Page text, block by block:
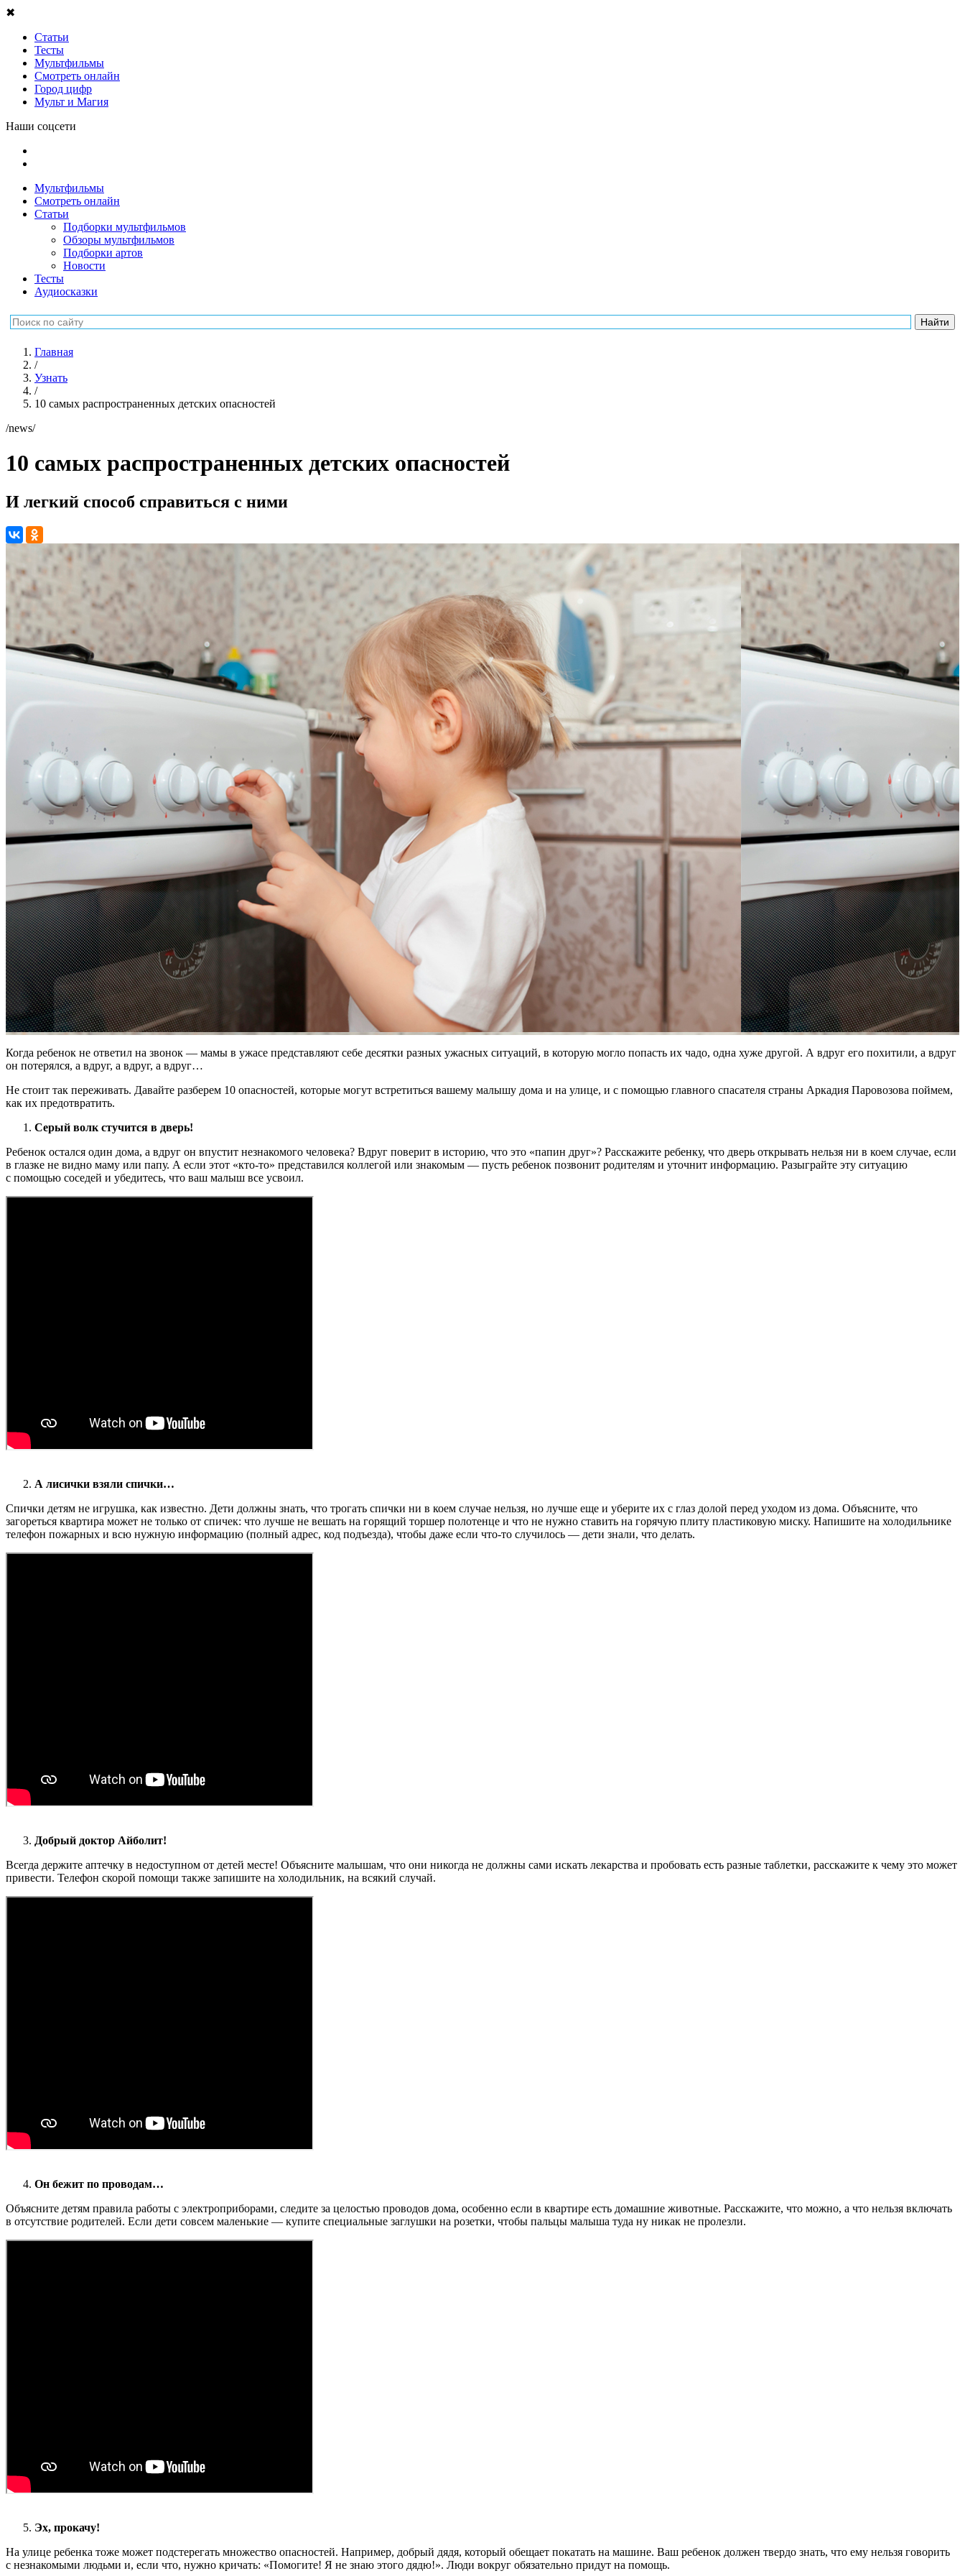
✖
Статьи
Тесты
Мультфильмы
Смотреть онлайн
Город цифр
Мульт и Магия
Наши соцсети
Мультфильмы
Смотреть онлайн
Статьи
Подборки мультфильмов
Обзоры мультфильмов
Подборки артов
Новости
Тесты
Аудиосказки
Главная
/
Узнать
/
10 самых распространенных детских опасностей
/news/
10 самых распространенных детских опасностей
И легкий способ справиться с ними
Когда ребенок не ответил на звонок — мамы в ужасе представляют себе десятки разных ужасных ситуаций, в которую могло попасть их чадо, одна хуже другой. А вдруг его похитили, а вдруг
он потерялся, а вдруг, а вдруг, а вдруг…
Не стоит так переживать. Давайте разберем 10 опасностей, которые могут встретиться вашему малышу дома и на улице, и с помощью главного спасателя страны Аркадия Паровозова поймем,
как их предотвратить.
Серый волк стучится в дверь!
Ребенок остался один дома, а вдруг он впустит незнакомого человека? Вдруг поверит в историю, что это «папин друг»? Расскажите ребенку, что дверь открывать нельзя ни в коем случае, если
в глазке не видно маму или папу. А если этот «кто-то» представился коллегой или знакомым — пусть ребенок позвонит родителям и уточнит информацию. Разыграйте эту ситуацию
с помощью соседей и убедитесь, что ваш малыш все усвоил.
А лисички взяли спички…
Спички детям не игрушка, как известно. Дети должны знать, что трогать спички ни в коем случае нельзя, но лучше еще и уберите их с глаз долой перед уходом из дома. Объясните, что
загореться квартира может не только от спичек: что лучше не вешать на горящий торшер полотенце и что не нужно ставить на горячую плиту пластиковую миску. Напишите на холодильнике
телефон пожарных и всю нужную информацию (полный адрес, код подъезда), чтобы даже если что-то случилось — дети знали, что делать.
Добрый доктор Айболит!
Всегда держите аптечку в недоступном от детей месте! Объясните малышам, что они никогда не должны сами искать лекарства и пробовать есть разные таблетки, расскажите к чему это может
привести. Телефон скорой помощи также запишите на холодильник, на всякий случай.
Он бежит по проводам…
Объясните детям правила работы с электроприборами, следите за целостью проводов дома, особенно если в квартире есть домашние животные. Расскажите, что можно, а что нельзя включать
в отсутствие родителей. Если дети совсем маленькие — купите специальные заглушки на розетки, чтобы пальцы малыша туда ну никак не пролезли.
Эх, прокачу!
На улице ребенка тоже может подстерегать множество опасностей. Например, добрый дядя, который обещает покатать на машине. Ваш ребенок должен твердо знать, что ему нельзя говорить
с незнакомыми людьми и, если что, нужно кричать: «Помогите! Я не знаю этого дядю!». Люди вокруг обязательно придут на помощь.